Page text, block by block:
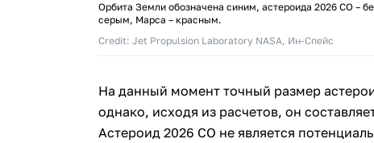
Орбита Земли обозначена синим, астероида 2026 CO –
серым, Марса – красным.
Credit: Jet Propulsion Laboratory NASA, Ин-Спейс
На данный момент точный размер
однако, исходя из расчетов, он
Астероид 2026 CO не является